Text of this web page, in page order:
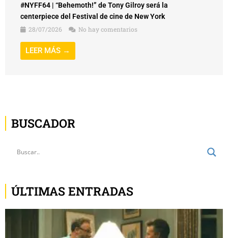
#NYFF64 | “Behemoth!” de Tony Gilroy será la
centerpiece del Festival de cine de New York
28/07/2026
No hay comentarios
LEER MÁS →
BUSCADOR
ÚLTIMAS ENTRADAS